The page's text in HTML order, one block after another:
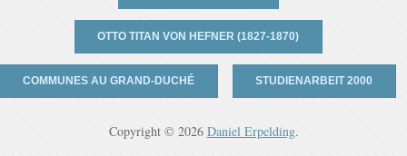
OTTO TITAN VON HEFNER (1827-1870)
COMMUNES AU GRAND-DUCHÉ STUDIENARBEIT 2000
Copyright © 2026 Daniel Erpelding.